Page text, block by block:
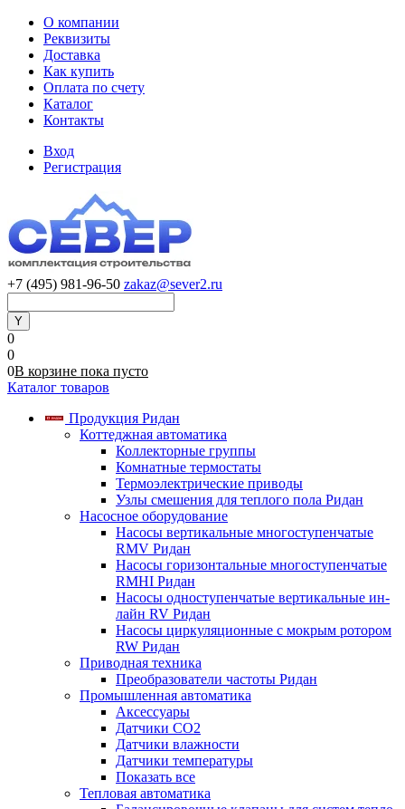
О компании
Реквизиты
Доставка
Как купить
Оплата по счету
Каталог
Контакты
Вход
Регистрация
+7 (495) 981-96-50 zakaz@sever2.ru
0
0
0В корзине пока пусто
Каталог товаров
Продукция Ридан
Коттеджная автоматика
Коллекторные группы
Комнатные термостаты
Термоэлектрические приводы
Узлы смешения для теплого пола Ридан
Насосное оборудование
Насосы вертикальные многоступенчатые
RMV Ридан
Насосы горизонтальные многоступенчатые
RMHI Ридан
Насосы одноступенчатые вертикальные ин-
лайн RV Ридан
Насосы циркуляционные с мокрым ротором
RW Ридан
Приводная техника
Преобразователи частоты Ридан
Промышленная автоматика
Аксессуары
Датчики CO2
Датчики влажности
Датчики температуры
Показать все
Тепловая автоматика